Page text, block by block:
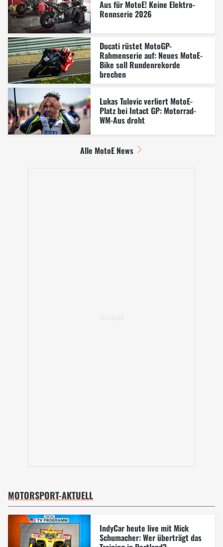
Aus für MotoE! Keine Elektro-
Rennserie 2026
Ducati rüstet MotoGP-
Rahmenserie auf: Neues MotoE-
Bike soll Rundenrekorde
brechen
Lukas Tulovic verliert MotoE-
Platz bei Intact GP: Motorrad-
WM-Aus droht
Alle MotoE News
MOTORSPORT-AKTUELL
IndyCar heute live mit Mick
Schumacher: Wer überträgt das